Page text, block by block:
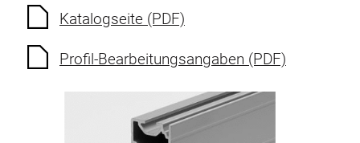
Katalogseite (PDF)
Profil-Bearbeitungsangaben (PDF)